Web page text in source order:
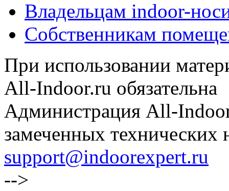
Владельцам indoor-
Собственникам
При использовании
All-Indoor.ru обязательна
Администрация All-
замеченных технических
support@indoorexpert.ru
-->